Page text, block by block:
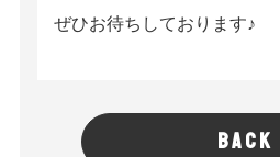
ぜひお待ちしております♪
BACK